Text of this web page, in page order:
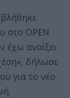
στο OPEN
έχω ανοίξει
δήλωσε
για το νέο